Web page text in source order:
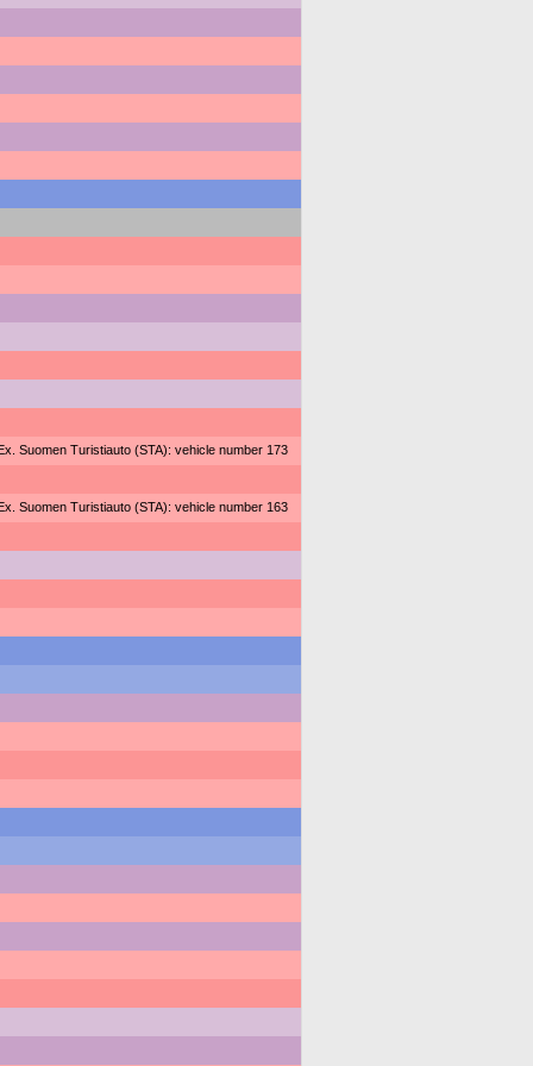
Suomen Turistiauto (STA): vehicle number 173
Suomen Turistiauto (STA): vehicle number 163